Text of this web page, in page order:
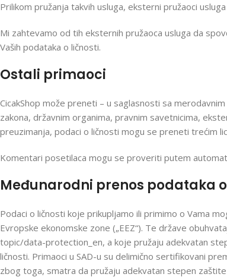
Prilikom pružanja takvih usluga, eksterni pružaoci
Mi zahtevamo od tih eksternih pružaoca usluga da
Vaših podataka o ličnosti.
Ostali primaoci
CicakShop može preneti – u saglasnosti sa
zakona, državnim organima, pravnim savetnicima,
preuzimanja, podaci o ličnosti mogu se preneti trećim
Komentari posetilaca mogu se proveriti putem
Međunarodni prenos podataka
Podaci o ličnosti koje prikupljamo ili primimo o Vama
Evropske ekonomske zone („EEZ“). Te države
topic/data-protection_en, a koje pružaju adekvatan
ličnosti. Primaoci u SAD-u su delimično sertifikovani
zbog toga, smatra da pružaju adekvatan stepen